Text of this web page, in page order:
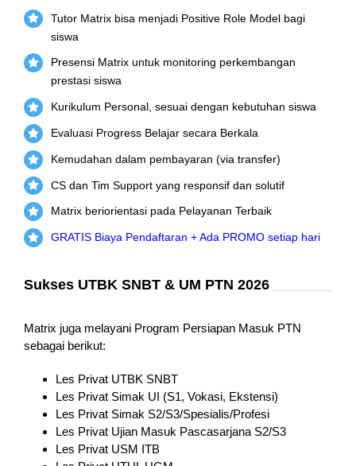
Tutor Matrix bisa menjadi Positive Role Model bagi
siswa
Presensi Matrix untuk monitoring perkembangan
prestasi siswa
Kurikulum Personal, sesuai dengan kebutuhan siswa
Evaluasi Progress Belajar secara Berkala
Kemudahan dalam pembayaran (via transfer)
CS dan Tim Support yang responsif dan solutif
Matrix beriorientasi pada Pelayanan Terbaik
GRATIS Biaya Pendaftaran + Ada PROMO setiap hari
Sukses UTBK SNBT & UM PTN 2026
Matrix juga melayani Program Persiapan Masuk PTN
sebagai berikut:
Les Privat UTBK SNBT
Les Privat Simak UI (S1, Vokasi, Ekstensi)
Les Privat Simak S2/S3/Spesialis/Profesi
Les Privat Ujian Masuk Pascasarjana S2/S3
Les Privat USM ITB